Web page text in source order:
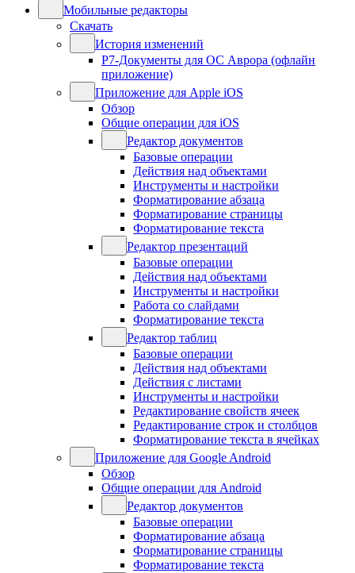
Мобильные редакторы
Скачать
История изменений
Р7-Документы для ОС Аврора (офлайн
приложение)
Приложение для Apple iOS
Обзор
Общие операции для iOS
Редактор документов
Базовые операции
Действия над объектами
Инструменты и настройки
Форматирование абзаца
Форматирование страницы
Форматирование текста
Редактор презентаций
Базовые операции
Действия над объектами
Инструменты и настройки
Работа со слайдами
Форматирование текста
Редактор таблиц
Базовые операции
Действия над объектами
Действия с листами
Инструменты и настройки
Редактирование свойств ячеек
Редактирование строк и столбцов
Форматирование текста в ячейках
Приложение для Google Android
Обзор
Общие операции для Android
Редактор документов
Базовые операции
Форматирование абзаца
Форматирование страницы
Форматирование текста